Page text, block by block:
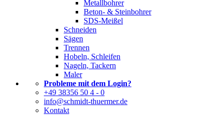
Metallbohrer
Beton- & Steinbohrer
SDS-Meißel
Schneiden
Sägen
Trennen
Hobeln, Schleifen
Nageln, Tackern
Maler
Probleme mit dem Login?
+49 38356 50 4 - 0
info@schmidt-thuermer.de
Kontakt